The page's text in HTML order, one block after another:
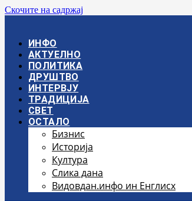
Скочите на садржај
ИНФО
АКТУЕЛНО
ПОЛИТИКА
ДРУШТВО
ИНТЕРВЈУ
ТРАДИЦИЈА
СВЕТ
ОСТАЛО
Бизнис
Историја
Култура
Слика дана
Видовдан.инфо ин Енглисх